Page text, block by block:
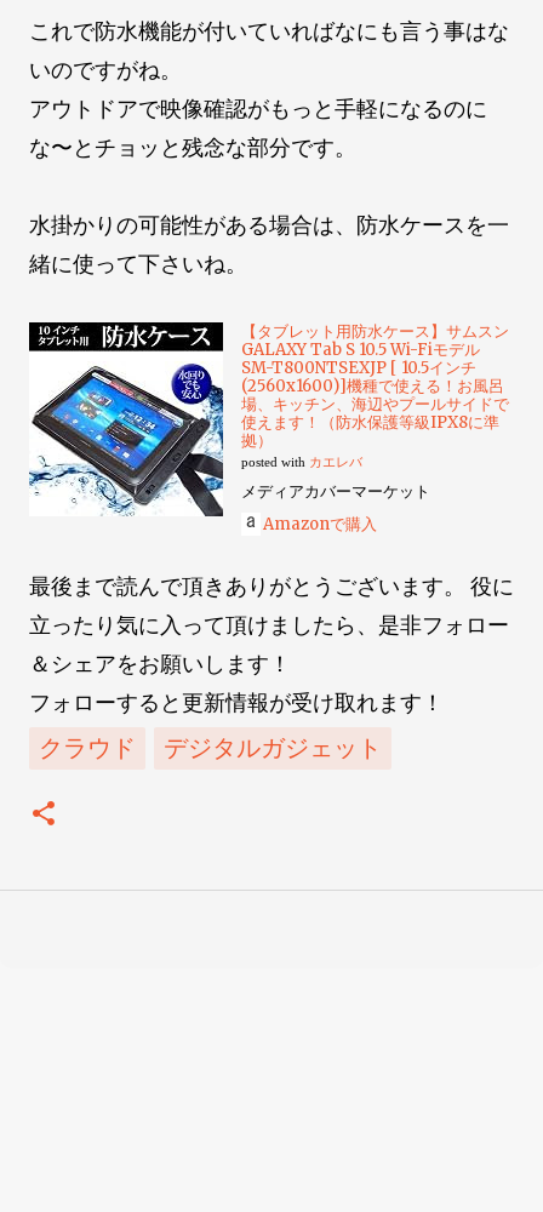
これで防水機能が付いていればなにも言う事はな
いのですがね。
アウトドアで映像確認がもっと手軽になるのに
な〜とチョッと残念な部分です。
水掛かりの可能性がある場合は、防水ケースを一
緒に使って下さいね。
【タブレット用防水ケース】サムスン
GALAXY Tab S 10.5 Wi-Fiモデル
SM-T800NTSEXJP [ 10.5インチ
(2560x1600)]機種で使える！お風呂
場、キッチン、海辺やプールサイドで
使えます！（防水保護等級IPX8に準
拠）
posted with カエレバ
メディアカバーマーケット
Amazonで購入
最後まで読んで頂きありがとうございます。 役に
立ったり気に入って頂けましたら、是非フォロー
＆シェアをお願いします！
フォローすると更新情報が受け取れます！
クラウド
デジタルガジェット